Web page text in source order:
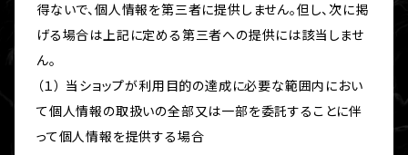
得ないで、個人情報を第三者に提供しません。但し、次に掲
げる場合は上記に定める第三者への提供には該当しませ
ん。
（１） 当ショップが利用目的の達成に必要な範囲内におい
て個人情報の取扱いの全部又は一部を委託することに伴
って個人情報を提供する場合